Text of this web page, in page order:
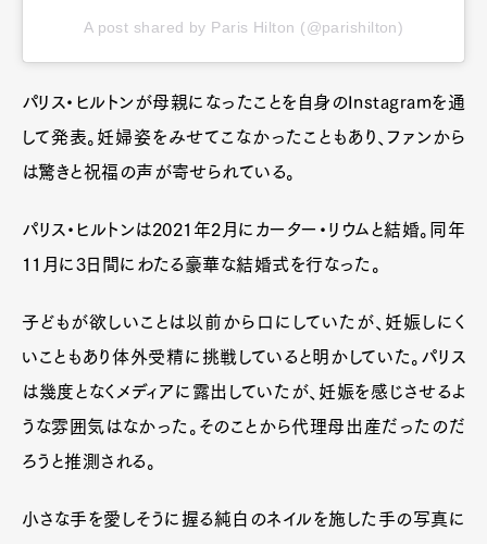
A post shared by Paris Hilton (@parishilton)
パリス・ヒルトンが母親になったことを自身のInstagramを通
して発表。妊婦姿をみせてこなかったこともあり、ファンから
は驚きと祝福の声が寄せられている。
パリス・ヒルトンは2021年2月にカーター・リウムと結婚。同年
11月に3日間にわたる豪華な結婚式を行なった。
子どもが欲しいことは以前から口にしていたが、妊娠しにく
いこともあり体外受精に挑戦していると明かしていた。パリス
は幾度となくメディアに露出していたが、妊娠を感じさせるよ
うな雰囲気はなかった。そのことから代理母出産だったのだ
ろうと推測される。
小さな手を愛しそうに握る純白のネイルを施した手の写真に